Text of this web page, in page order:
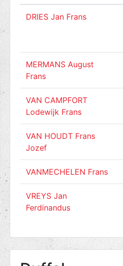
DRIES Jan Frans
MERMANS August
Frans
VAN CAMPFORT
Lodewijk Frans
VAN HOUDT Frans
Jozef
VANMECHELEN Frans
VREYS Jan
Ferdinandus